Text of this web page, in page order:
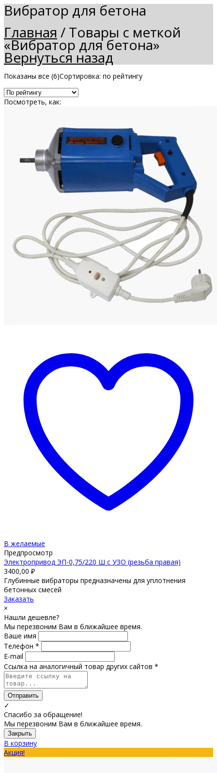
Вибратор для бетона
Главная / Товары с меткой
«Вибратор для бетона»
Вернуться назад
Показаны все (6)Сортировка: по рейтингу
Посмотреть, как:
В желаемые
Предпросмотр
Электропривод ЭП-0,75/220 Ш с УЗО (резьба правая)
3400,00 ₽
Глубинные вибраторы предназначены для уплотнения
бетонных смесей
Заказать
×
Нашли дешевле?
Мы перезвоним Вам в ближайшее время.
Ваше имя
Телефон *
E-mail
Ссылка на аналогичный товар других сайтов *
Отправить
✓
Спасибо за обращение!
Мы перезвоним Вам в ближайшее время.
Закрыть
В корзину
Акция!